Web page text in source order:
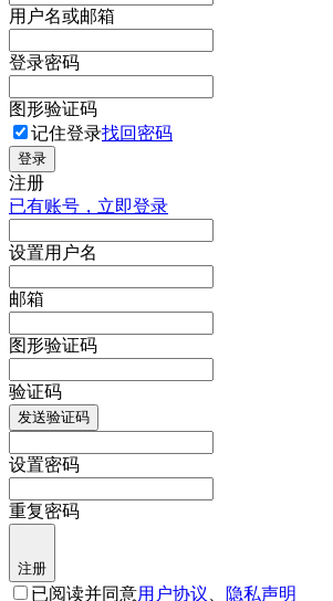
用户名或邮箱
登录密码
图形验证码
记住登录找回密码
登录
注册
已有账号，立即登录
设置用户名
邮箱
图形验证码
验证码
发送验证码
设置密码
重复密码
注册
已阅读并同意用户协议 隐私声明